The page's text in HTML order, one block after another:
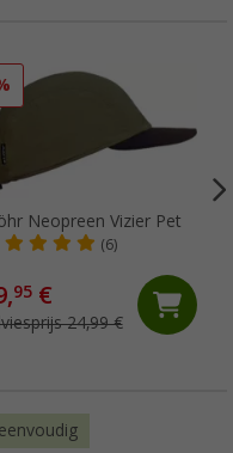
Neopreen Vizier Pet
(6)
95€
24,99 €
eenvoudig